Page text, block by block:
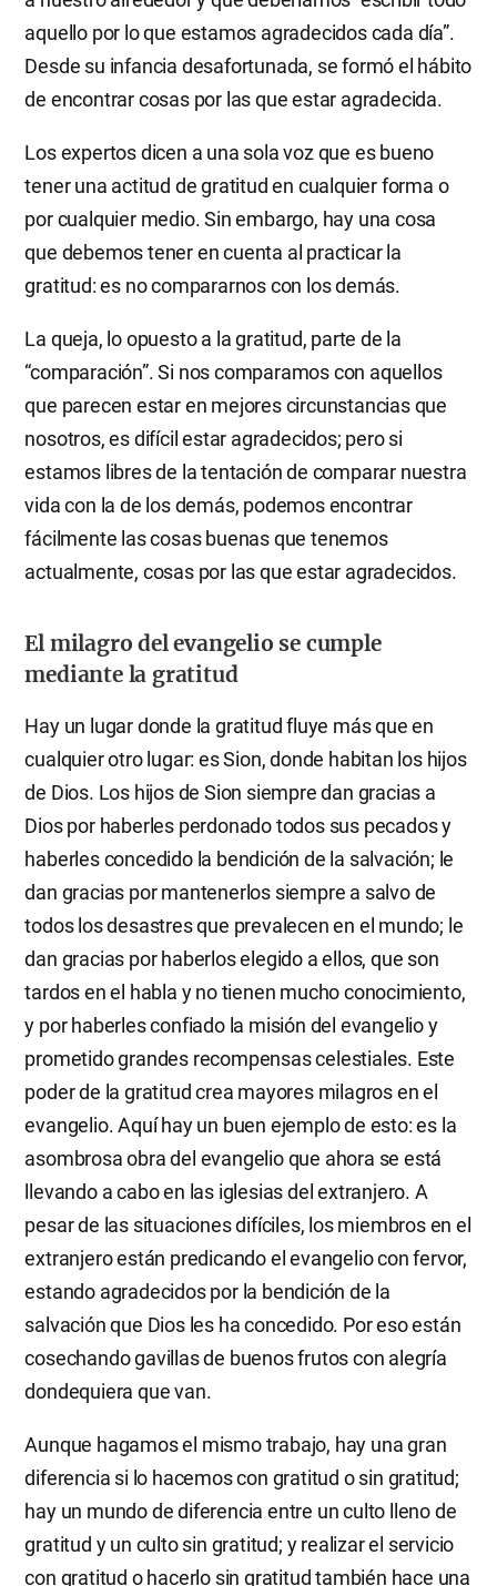
aquello por lo que estamos agradecidos cada día”.
Desde su infancia desafortunada, se formó el hábito
de encontrar cosas por las que estar agradecida.
Los expertos dicen a una sola voz que es bueno
tener una actitud de gratitud en cualquier forma o
por cualquier medio. Sin embargo, hay una cosa
que debemos tener en cuenta al practicar la
gratitud: es no compararnos con los demás.
La queja, lo opuesto a la gratitud, parte de la
“comparación”. Si nos comparamos con aquellos
que parecen estar en mejores circunstancias que
nosotros, es difícil estar agradecidos; pero si
estamos libres de la tentación de comparar nuestra
vida con la de los demás, podemos encontrar
fácilmente las cosas buenas que tenemos
actualmente, cosas por las que estar agradecidos.
El milagro del evangelio se cumple
mediante la gratitud
Hay un lugar donde la gratitud fluye más que en
cualquier otro lugar: es Sion, donde habitan los hijos
de Dios. Los hijos de Sion siempre dan gracias a
Dios por haberles perdonado todos sus pecados y
haberles concedido la bendición de la salvación; le
dan gracias por mantenerlos siempre a salvo de
todos los desastres que prevalecen en el mundo; le
dan gracias por haberlos elegido a ellos, que son
tardos en el habla y no tienen mucho conocimiento,
y por haberles confiado la misión del evangelio y
prometido grandes recompensas celestiales. Este
poder de la gratitud crea mayores milagros en el
evangelio. Aquí hay un buen ejemplo de esto: es la
asombrosa obra del evangelio que ahora se está
llevando a cabo en las iglesias del extranjero. A
pesar de las situaciones difíciles, los miembros en el
extranjero están predicando el evangelio con fervor,
estando agradecidos por la bendición de la
salvación que Dios les ha concedido. Por eso están
cosechando gavillas de buenos frutos con alegría
dondequiera que van.
Aunque hagamos el mismo trabajo, hay una gran
diferencia si lo hacemos con gratitud o sin gratitud;
hay un mundo de diferencia entre un culto lleno de
gratitud y un culto sin gratitud; y realizar el servicio
con gratitud o hacerlo sin gratitud también hace una